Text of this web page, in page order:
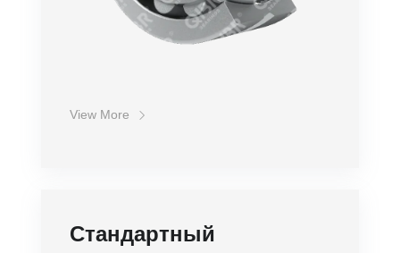
View More
Стандартный